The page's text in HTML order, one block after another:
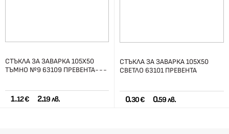
СТЪКЛА ЗА ЗАВАРКА 105Х50
ТЪМНО №9 63109 ПРЕВЕНТА---
1.12 € 2.19 лв.
СТЪКЛА ЗА ЗАВАРКА 105Х50
СВЕТЛО 63101 ПРЕВЕНТА
0.30 € 0.59 лв.